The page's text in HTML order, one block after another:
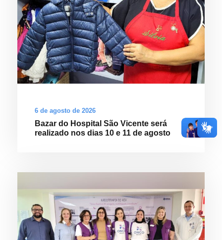
6 de agosto de 2026
Bazar do Hospital São Vicente será
realizado nos dias 10 e 11 de agosto